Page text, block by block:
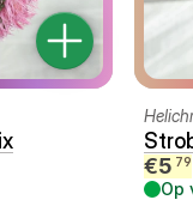
€5 79
Op